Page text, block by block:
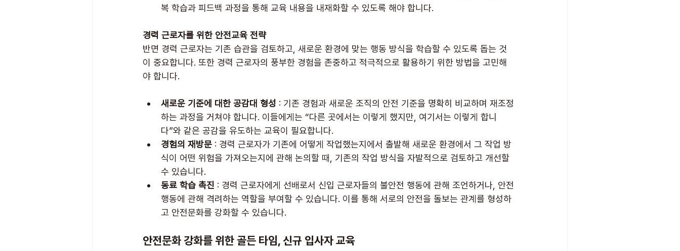
복 학습과 피드백 과정을 통해 교육 내용을 내재화할 수 있도록 해야 합니다.
경력 근로자를 위한 안전교육 전략
반면 경력 근로자는 기존 습관을 검토하고, 새로운 환경에 맞는 행동 방식을 학습할 수 있도록 돕는 것
이 중요합니다. 또한 경력 근로자의 풍부한 경험을 존중하고 적극적으로 활용하기 위한 방법을 고민해
야 합니다.
새로운 기준에 대한 공감대 형성 : 기존 경험과 새로운 조직의 안전 기준을 명확히 비교하며 재조정
하는 과정을 거쳐야 합니다. 이들에게는 “다른 곳에서는 이렇게 했지만, 여기서는 이렇게 합니
다”와 같은 공감을 유도하는 교육이 필요합니다.
경험의 재방문 : 경력 근로자가 기존에 어떻게 작업했는지에서 출발해 새로운 환경에서 그 작업 방
식이 어떤 위험을 가져오는지에 관해 논의할 때, 기존의 작업 방식을 자발적으로 검토하고 개선할
수 있습니다.
동료 학습 촉진 : 경력 근로자에게 선배로서 신입 근로자들의 불안전 행동에 관해 조언하거나, 안전
행동에 관해 격려하는 역할을 부여할 수 있습니다. 이를 통해 서로의 안전을 돌보는 관계를 형성하
고 안전문화를 강화할 수 있습니다.
안전문화 강화를 위한 골든 타임, 신규 입사자 교육